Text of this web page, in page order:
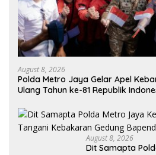
August 8, 2026
Polda Metro Jaya Gelar Apel
Ulang Tahun ke-81 Republik
August 8, 2026
Dit Samapta